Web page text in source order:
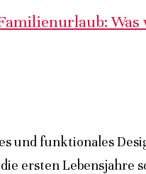
und funktionales
ersten Lebensjahre